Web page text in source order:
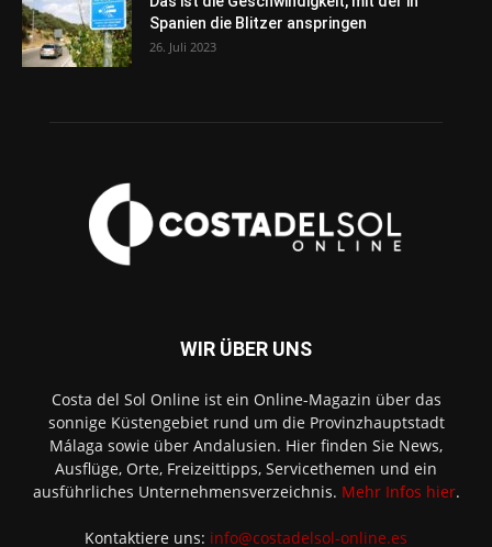
Spanien die Blitzer anspringen
26. Juli 2023
WIR ÜBER UNS
Costa del Sol Online ist ein Online-Magazin über das
sonnige Küstengebiet rund um die Provinzhauptstadt
Málaga sowie über Andalusien. Hier finden Sie News,
Ausflüge, Orte, Freizeittipps, Servicethemen und ein
ausführliches Unternehmensverzeichnis. Mehr Infos hier.
Kontaktiere uns: info@costadelsol-online.es